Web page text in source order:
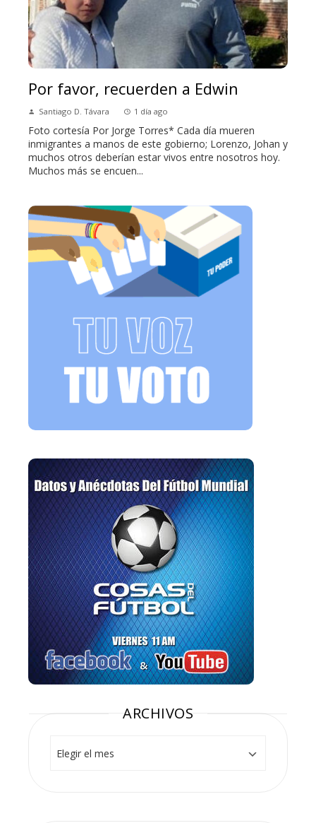
Por favor, recuerden a Edwin
Santiago D. Távara 1 día ago
Foto cortesía Por Jorge Torres* Cada día mueren
inmigrantes a manos de este gobierno; Lorenzo, Johan y
muchos otros deberían estar vivos entre nosotros hoy.
Muchos más se encuen...
ARCHIVOS